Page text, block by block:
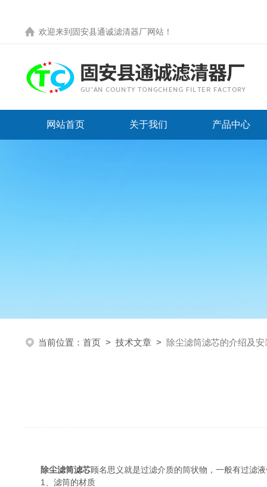
欢迎来到 固安县通诚滤清器厂网站 ！
网站首页 关于我们 产品中心
当前位置： 首页 > 技术文章 > 除尘滤筒滤芯的介绍及安
除尘滤筒滤芯顾名思义就是过滤介质的筒状物，一般有过滤
1、滤筒的材质